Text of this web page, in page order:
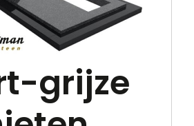
grijze